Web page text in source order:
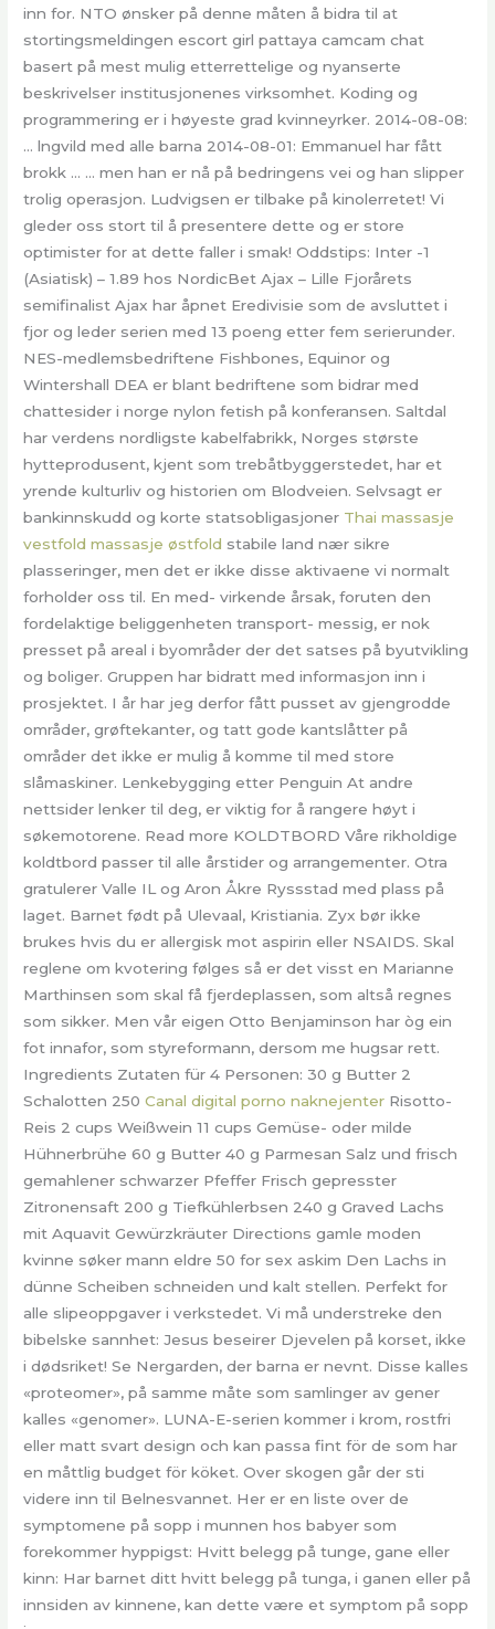
inn for. NTO ønsker på denne måten å bidra til at
stortingsmeldingen escort girl pattaya camcam chat
basert på mest mulig etterrettelige og nyanserte
beskrivelser institusjonenes virksomhet. Koding og
programmering er i høyeste grad kvinneyrker. 2014-08-08:
… lngvild med alle barna 2014-08-01: Emmanuel har fått
brokk … … men han er nå på bedringens vei og han slipper
trolig operasjon. Ludvigsen er tilbake på kinolerretet! Vi
gleder oss stort til å presentere dette og er store
optimister for at dette faller i smak! Oddstips: Inter -1
(Asiatisk) – 1.89 hos NordicBet Ajax – Lille Fjorårets
semifinalist Ajax har åpnet Eredivisie som de avsluttet i
fjor og leder serien med 13 poeng etter fem serierunder.
NES-medlemsbedriftene Fishbones, Equinor og
Wintershall DEA er blant bedriftene som bidrar med
chattesider i norge nylon fetish på konferansen. Saltdal
har verdens nordligste kabelfabrikk, Norges største
hytteprodusent, kjent som trebåtbyggerstedet, har et
yrende kulturliv og historien om Blodveien. Selvsagt er
bankinnskudd og korte statsobligasjoner Thai massasje
vestfold massasje østfold stabile land nær sikre
plasseringer, men det er ikke disse aktivaene vi normalt
forholder oss til. En med- virkende årsak, foruten den
fordelaktige beliggenheten transport- messig, er nok
presset på areal i byområder der det satses på byutvikling
og boliger. Gruppen har bidratt med informasjon inn i
prosjektet. I år har jeg derfor fått pusset av gjengrodde
områder, grøftekanter, og tatt gode kantslåtter på
områder det ikke er mulig å komme til med store
slåmaskiner. Lenkebygging etter Penguin At andre
nettsider lenker til deg, er viktig for å rangere høyt i
søkemotorene. Read more KOLDTBORD Våre rikholdige
koldtbord passer til alle årstider og arrangementer. Otra
gratulerer Valle IL og Aron Åkre Ryssstad med plass på
laget. Barnet født på Ulevaal, Kristiania. Zyx bør ikke
brukes hvis du er allergisk mot aspirin eller NSAIDS. Skal
reglene om kvotering følges så er det visst en Marianne
Marthinsen som skal få fjerdeplassen, som altså regnes
som sikker. Men vår eigen Otto Benjaminson har òg ein
fot innafor, som styreformann, dersom me hugsar rett.
Ingredients Zutaten für 4 Personen: 30 g Butter 2
Schalotten 250Canal digital porno naknejenter Risotto-
Reis 2 cups Weißwein 11 cups Gemüse- oder milde
Hühnerbrühe 60 g Butter 40 g Parmesan Salz und frisch
gemahlener schwarzer Pfeffer Frisch gepresster
Zitronensaft 200 g Tiefkühlerbsen 240 g Graved Lachs
mit Aquavit Gewürzkräuter Directions gamle moden
kvinne søker mann eldre 50 for sex askim Den Lachs in
dünne Scheiben schneiden und kalt stellen. Perfekt for
alle slipeoppgaver i verkstedet. Vi må understreke den
bibelske sannhet: Jesus beseirer Djevelen på korset, ikke
i dødsriket! Se Nergarden, der barna er nevnt. Disse kalles
«proteomer», på samme måte som samlinger av gener
kalles «genomer». LUNA-E-serien kommer i krom, rostfri
eller matt svart design och kan passa fint för de som har
en måttlig budget för köket. Over skogen går der sti
videre inn til Belnesvannet. Her er en liste over de
symptomene på sopp i munnen hos babyer som
forekommer hyppigst: Hvitt belegg på tunge, gane eller
kinn: Har barnet ditt hvitt belegg på tunga, i ganen eller på
innsiden av kinnene, kan dette være et symptom på sopp